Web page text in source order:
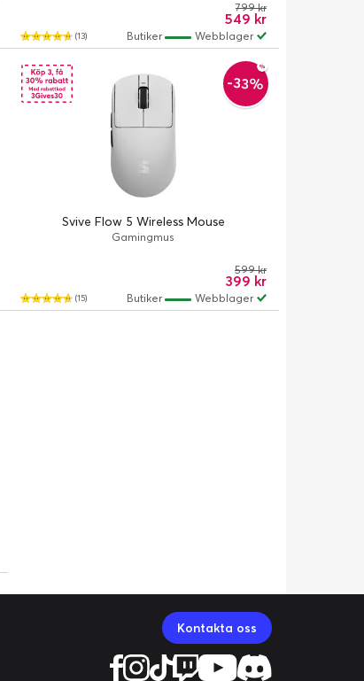
(13)
549 kr
799 kr
Webblager
Butiker
-33%
Svive Flow 5 Wireless Mouse
Gamingmus
(15)
399 kr
599 kr
Webblager
Butiker
Kontakta oss